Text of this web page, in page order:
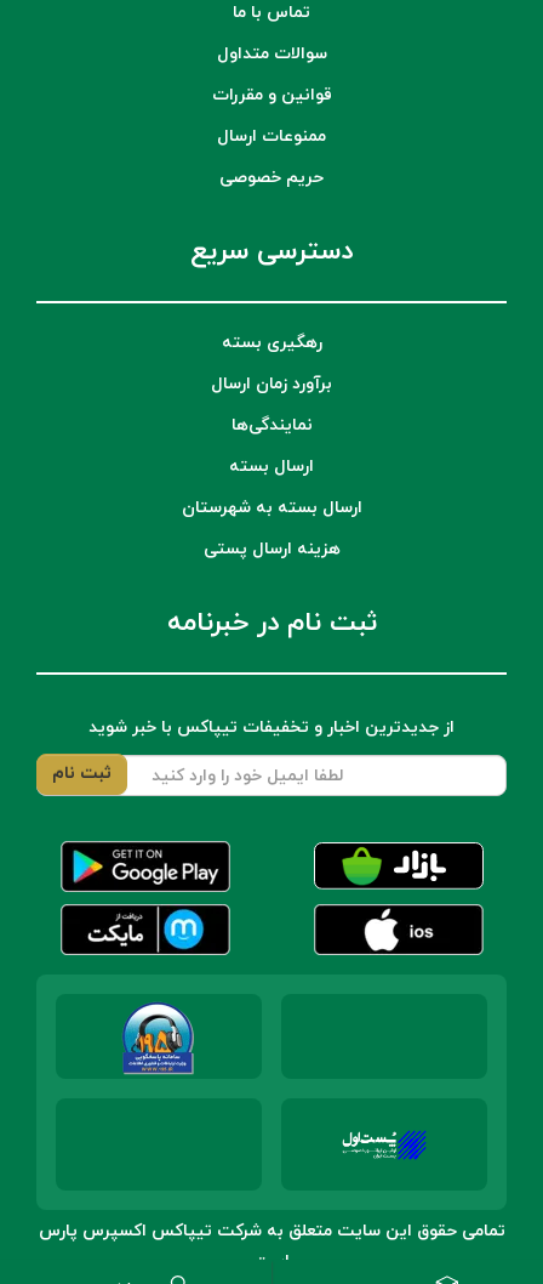
تماس با ما
سوالات متداول
قوانین و مقررات
ممنوعات ارسال
حریم خصوصی
دسترسی سریع
رهگیری بسته
برآورد زمان ارسال
نمایندگی‌ها
ارسال بسته
ارسال بسته به شهرستان
هزینه ارسال پستی
ثبت نام در خبرنامه
از جدیدترین اخبار و تخفیفات تیپاکس با خبر شوید
تمامی حقوق این سایت متعلق به شرکت تیپاکس اکسپرس پارس
است